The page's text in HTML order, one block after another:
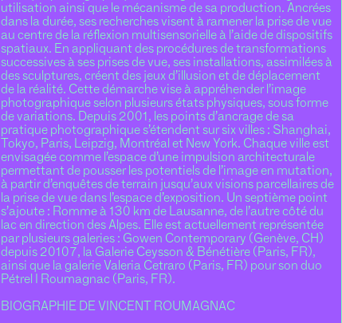
utilisation ainsi que le mécanisme de sa production. Ancrées
dans la durée, ses recherches visent à ramener la prise de vue
au centre de la réflexion multisensorielle à l’aide de dispositifs
spatiaux. En appliquant des procédures de transformations
successives à ses prises de vue, ses installations, assimilées à
des sculptures, créent des jeux d’illusion et de déplacement
de la réalité. Cette démarche vise à appréhender l’image
photographique selon plusieurs états physiques, sous forme
de variations. Depuis 2001, les points d’ancrage de sa
pratique photographique s’étendent sur six villes : Shanghai,
Tokyo, Paris, Leipzig, Montréal et New York. Chaque ville est
envisagée comme l’espace d’une impulsion architecturale
permettant de pousser les potentiels de l’image en mutation,
à partir d’enquêtes de terrain jusqu’aux visions parcellaires de
la prise de vue dans l’espace d’exposition. Un septième point
s’ajoute : Romme à 130 km de Lausanne, de l’autre côté du
lac en direction des Alpes. Elle est actuellement représentée
par plusieurs galeries : Gowen Contemporary (Genève, CH)
depuis 20107, la Galerie Ceysson & Bénétière (Paris, FR),
ainsi que la galerie Valeria Cetraro (Paris, FR) pour son duo
Pétrel I Roumagnac (Paris, FR).
BIOGRAPHIE DE VINCENT ROUMAGNAC